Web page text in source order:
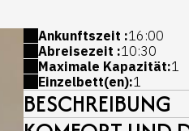
Ankunftszeit :16:00
Abreisezeit :10:30
Maximale Kapazität:1
Einzelbett(en):1
BESCHREIBUNG